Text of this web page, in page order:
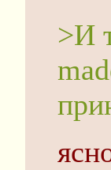
>И